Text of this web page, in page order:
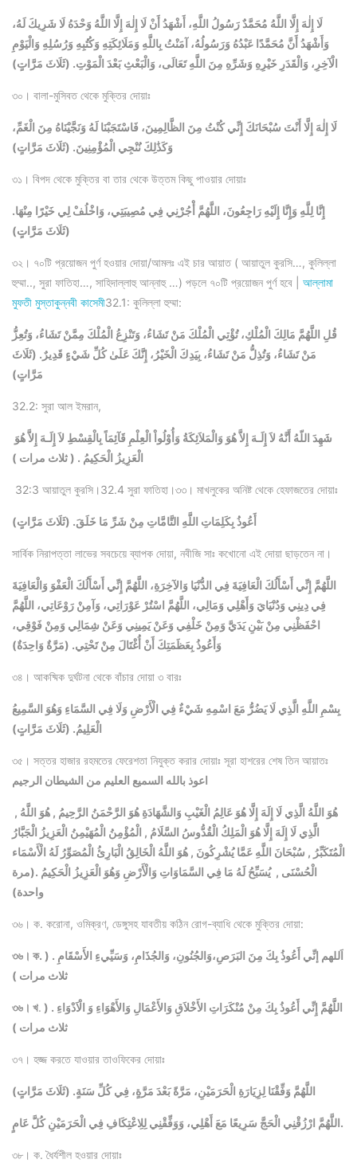
لَا إِلٰهَ إِلَّا اللَّهُ مُحَمَّدٌ رَسُولُ اللَّهِ، أَشْهَدُ أَنْ لَا إِلٰهَ إِلَّا اللَّهُ وَحْدَهُ لَا شَرِيكَ لَهُ،
وَأَشْهَدُ أَنَّ مُحَمَّدًا عَبْدُهُ وَرَسُولُهُ، آمَنْتُ بِاللَّهِ وَمَلَائِكَتِهِ وَكُتُبِهِ وَرُسُلِهِ وَالْيَوْمِ
الْآخِرِ، وَالْقَدَرِ خَيْرِهِ وَشَرِّهِ مِنَ اللَّهِ تَعَالَى، وَالْبَعْثِ بَعْدَ الْمَوْتِ. (ثَلَاثَ مَرَّاتٍ)
৩০। বালা-মুসিবত থেকে মুক্তির দোয়াঃ
لَا إِلٰهَ إِلَّا أَنْتَ سُبْحَانَكَ إِنِّي كُنْتُ مِنَ الظَّالِمِينَ، فَاسْتَجَبْنَا لَهُ وَنَجَّيْنَاهُ مِنَ الْغَمِّ،
وَكَذَٰلِكَ نُنْجِي الْمُؤْمِنِينَ. (ثَلَاثَ مَرَّاتٍ)
৩১। বিপদ থেকে মুক্তির বা তার থেকে উত্তম কিছু পাওয়ার দোয়াঃ
إِنَّا لِلَّهِ وَإِنَّا إِلَيْهِ رَاجِعُونَ، اللَّهُمَّ أْجُرْنِي فِي مُصِيبَتِي، وَاخْلُفْ لِي خَيْرًا مِنْهَا.
(ثَلَاثَ مَرَّاتٍ)
৩২। ৭০টি প্রয়োজন পুর্ণ হওয়ার দোয়া/আমলঃ এই চার আয়াত ( আয়াতুল কুরসি…, কুলিল্লা
হুম্মা.., সুরা ফাতিহা…, সাহিদাল্লাহু আন্নাহু …) পড়লে ৭০টি প্রয়োজন পুর্ণ হবে |
আল্লামা
মুফতী মুস্তাকুন্নবী কাসেমী32.1: কুলিল্লা হুম্মা:
قُلِ اللَّهُمَّ مَالِكَ الْمُلْكِ، تُؤْتِي الْمُلْكَ مَنْ تَشَاءُ، وَتَنْزِعُ الْمُلْكَ مِمَّنْ تَشَاءُ، وَتُعِزُّ
مَنْ تَشَاءُ، وَتُذِلُّ مَنْ تَشَاءُ، بِيَدِكَ الْخَيْرُ، إِنَّكَ عَلَىٰ كُلِّ شَيْءٍ قَدِيرٌ. (ثَلَاثَ
مَرَّاتٍ)
32.2: সুরা আল ইমরান,
الْعَزِيزُ الْحَكِيمُ . ( ثلاث مرات )
32:3 আয়াতুল কুরসি।32.4 সুরা ফাতিহা।৩৩। মাখলুকের অনিষ্ট থেকে হেফাজতের দোয়াঃ
أَعُوذُ بِكَلِمَاتِ اللَّهِ التَّامَّاتِ مِنْ شَرِّ مَا خَلَقَ. (ثَلَاثَ مَرَّاتٍ)
সার্বিক নিরাপত্তা লাভের সবচেয়ে ব্যাপক দোয়া, নবীজি সাঃ কখোনো এই দোয়া ছাড়তেন না।
اللَّهُمَّ إِنِّي أَسْأَلُكَ الْعَافِيَةَ فِي الدُّنْيَا وَالآخِرَةِ، اللَّهُمَّ إِنِّي أَسْأَلُكَ الْعَفْوَ وَالْعَافِيَةَ
فِي دِينِي وَدُنْيَايَ وَأَهْلِي وَمَالِي، اللَّهُمَّ اسْتُرْ عَوْرَاتِي، وَآمِنْ رَوْعَاتِي، اللَّهُمَّ
احْفَظْنِي مِنْ بَيْنِ يَدَيَّ وَمِنْ خَلْفِي وَعَنْ يَمِينِي وَعَنْ شِمَالِي وَمِنْ فَوْقِي،
وَأَعُوذُ بِعَظَمَتِكَ أَنْ أُغْتَالَ مِنْ تَحْتِي. (مَرَّةٌ وَاحِدَةٌ)
৩৪। আকষ্মিক দুর্ঘটনা থেকে বাঁচার দোয়া ৩ বারঃ
بِسْمِ اللَّهِ الَّذِي لَا يَضُرُّ مَعَ اسْمِهِ شَيْءٌ فِي الْأَرْضِ وَلَا فِي السَّمَاءِ وَهُوَ السَّمِيعُ
الْعَلِيمُ. (ثَلَاثَ مَرَّاتٍ)
৩৫। সত্তর হাজার রহমতের ফেরেশতা নিযুক্ত করার দোয়াঃ সূরা হাশরের শেষ তিন আয়াতঃ
اعوذ بالله السميع العليم من الشيطان الرجيم
, هُوَ اللَّهُ الَّذِي لَا إِلَهَ إِلَّا هُوَ عَالِمُ الْغَيْبِ وَالشَّهَادَةِ هُوَ الرَّحْمَنُ الرَّحِيمُ , هُوَ اللَّهُ
الَّذِي لَا إِلَهَ إِلَّا هُوَ الْمَلِكُ الْقُدُّوسُ السَّلَامُ , الْمُؤْمِنُ الْمُهَيْمِنُ الْعَزِيزُ الْجَبَّارُ
الْمُتَكَبِّرُ , سُبْحَانَ اللَّهِ عَمَّا يُشْرِكُونَ , هُوَ اللَّهُ الْخَالِقُ الْبَارِئُ الْمُصَوِّرُ لَهُ الْأَسْمَاء
الْحُسْنَى , يُسَبِّحُ لَهُ مَا فِي السَّمَاوَاتِ وَالْأَرْضِ وَهُوَ الْعَزِيزُ الْحَكِيمُ .(مرة
واحدة)
৩৬। ক. করোনা, ওমিক্রণ, ডেঙ্গুসহ যাবতীয় কঠিন রোগ-ব্যাধি থেকে মুক্তির দোয়া:
৩৬। ক. اَللهم إنِّي أَعُوذُ بِكَ مِنَ البَرَصِ،وَالجُنُونِ، وَالجُذَامِ، وَسَيِّيءِ الأَسْقَامِ . (
ثلاث مرات )
৩৬। খ.
ثلاث مرات )
৩৭। হজ্জ করতে যাওয়ার তাওফিকের দোয়াঃ
اللَّهُمَّ وَفِّقْنَا لِزِيَارَةِ الْحَرَمَيْنِ، مَرَّةً بَعْدَ مَرَّةٍ، فِي كُلِّ سَنَةٍ. (ثَلَاثَ مَرَّاتٍ)
اللَّهُمَّ ارْزُقْنِي الْحَجَّ سَرِيعًا مَعَ أَهْلِي، وَوَفِّقْنِي لِلِاعْتِكَافِ فِي الْحَرَمَيْنِ كُلَّ عَامٍ.
৩৮। ক. ধৈর্যশীল হওয়ার দোয়াঃ